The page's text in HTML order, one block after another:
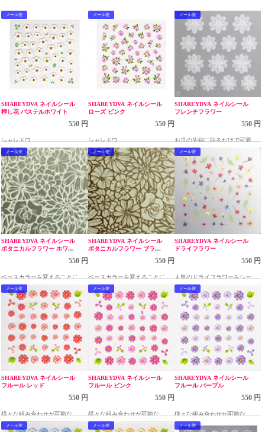
メール便
SHAREYDVA ネイルシール
押し花 パステルホワイト
550 円
シャレドワ
メール便
SHAREYDVA ネイルシール
ローズ ピンク
550 円
シャレドワ
メール便
SHAREYDVA ネイルシール
フレンチフラワー
550 円
お爪の先端に貼るだけで可愛い
アートが出来るネイルシール
メール便
SHAREYDVA ネイルシール
ボタニカルフラワー ホワイ
550 円
ベースカラーを変えることによ
って様々なフラワーアートが楽
しめます。
メール便
SHAREYDVA ネイルシール
ボタニカルフラワー ブラッ
550 円
ベースカラーを変えることによ
って様々なフラワーアートが楽
しめます。
メール便
SHAREYDVA ネイルシール
ドライフラワー
550 円
人気のドライフラワーをシール
で手軽に！
メール便
SHAREYDVA ネイルシール
フルール レッド
550 円
様々な組み合わせが可能な、フ
ラワーモチーフのシール
メール便
SHAREYDVA ネイルシール
フルール ピンク
550 円
様々な組み合わせが可能な、フ
ラワーモチーフのシール
メール便
SHAREYDVA ネイルシール
フルール パープル
550 円
様々な組み合わせが可能な、フ
ラワーモチーフのシール
メール便 メール便 メール便